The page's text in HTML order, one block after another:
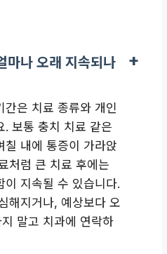
마나 오래 지속되나
간은 치료 종류와 개인
. 보통 충치 치료 같은
칠 내에 통증이 가라앉
처럼 큰 치료 후에는
이 지속될 수 있습니다.
해지거나, 예상보다 오
말고 치과에 연락하